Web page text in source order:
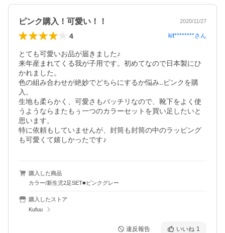
ピンク購入！可愛い！！ 2020/11/27
4 kit********さん
とても可愛いお品が届きました♪
来年産まれてくる我が子用です。初めてなので日本製にひ
かれました。
色の組み合わせが絶妙でどちらにするか悩み‥ピンクを購
入。
生地も柔らかく、可愛さもバッチリなので、靴下をよく使
うようならまたもぅ一つのカラーセットを買い足したいと
思います。
特に依頼もしていませんが、封筒も封筒の中のラッピング
も可愛くて嬉しかったです♪
購入した商品
カラー/新生児2足SET■ピンクグレー
購入したストア
Kufuu
違反報告 いいね 1